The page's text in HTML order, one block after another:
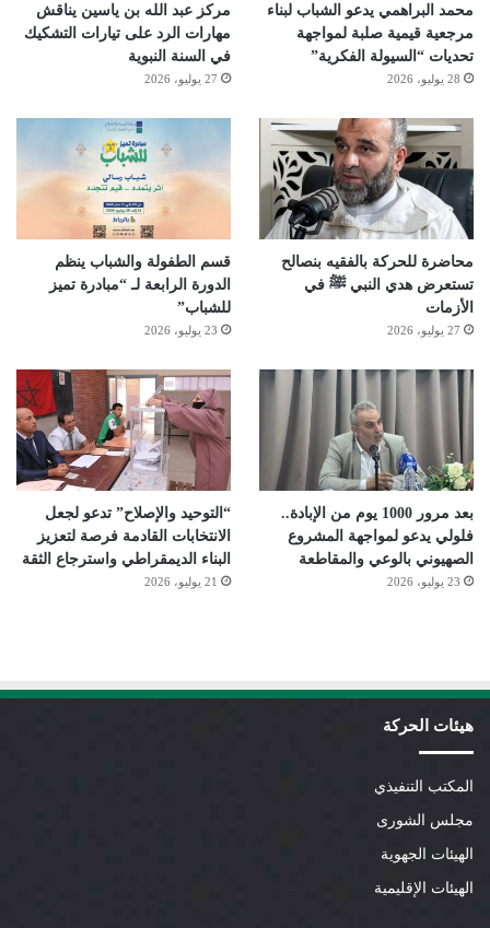
محمد البراهمي يدعو الشباب لبناء
مرجعية قيمية صلبة لمواجهة
تحديات “السيولة الفكرية”
28 يوليو، 2026
مركز عبد الله بن ياسين يناقش
مهارات الرد على تيارات التشكيك
في السنة النبوية
27 يوليو، 2026
محاضرة للحركة بالفقيه بنصالح
تستعرض هدي النبي ﷺ في
الأزمات
27 يوليو، 2026
قسم الطفولة والشباب ينظم
الدورة الرابعة لـ “مبادرة تميز
للشباب”
23 يوليو، 2026
بعد مرور 1000 يوم من الإبادة..
فلولي يدعو لمواجهة المشروع
الصهيوني بالوعي والمقاطعة
23 يوليو، 2026
“التوحيد والإصلاح” تدعو لجعل
الانتخابات القادمة فرصة لتعزيز
البناء الديمقراطي واسترجاع الثقة
21 يوليو، 2026
هيئات الحركة
المكتب التنفيذي
مجلس الشورى
الهيئات الجهوية
الهيئات الإقليمية